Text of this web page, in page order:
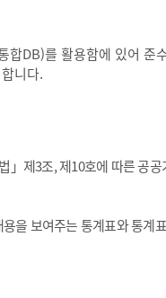
합DB)를 활용함에 있어 준
니다.
」제3조, 제10호에 따른 공
을 보여주는 통계표와 통계